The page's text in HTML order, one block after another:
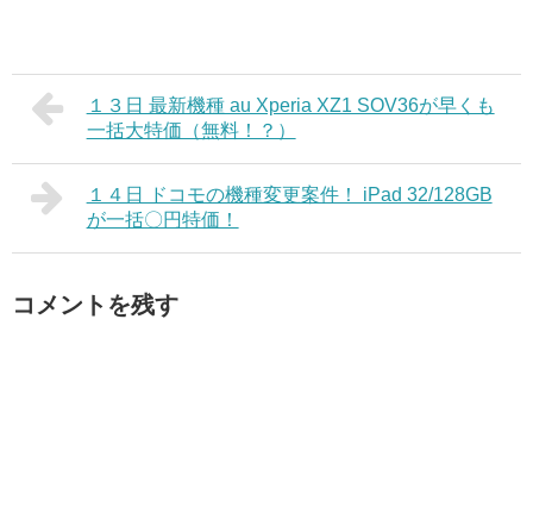
１３日 最新機種 au Xperia XZ1 SOV36が早くも
一括大特価（無料！？）
１４日 ドコモの機種変更案件！ iPad 32/128GB
が一括〇円特価！
コメントを残す